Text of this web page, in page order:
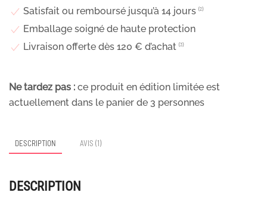
tons
verts,
Satisfait ou remboursé jusqu’à 14 jours ⁽²⁾
Emballage soigné de haute protection
Livraison offerte dès 120 € d’achat ⁽³⁾
Ne tardez pas : ce produit en édition limitée est
actuellement dans le panier de 3 personnes
DESCRIPTION AVIS (1)
DESCRIPTION